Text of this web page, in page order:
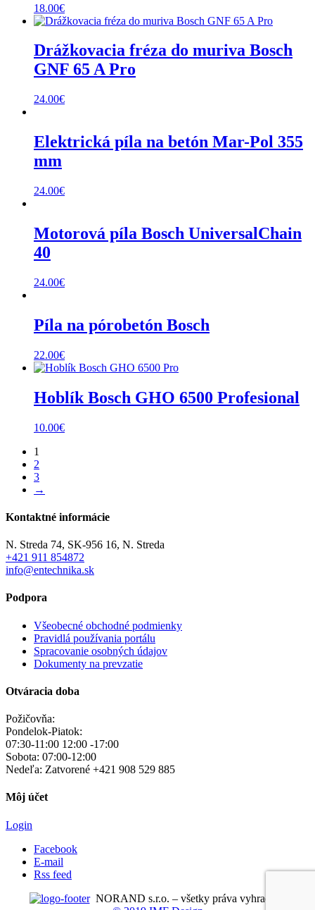
18.00€
Drážkovacia fréza do muriva Bosch
GNF 65 A Pro
24.00€
Elektrická píla na betón Mar-Pol 355
mm
24.00€
Motorová píla Bosch UniversalChain
40
24.00€
Píla na pórobetón Bosch
22.00€
Hoblík Bosch GHO 6500 Profesional
10.00€
1
2
3
→
Kontaktné informácie
N. Streda 74, SK-956 16, N. Streda
+421 911 854872
info@entechnika.sk
Podpora
Všeobecné obchodné podmienky
Pravidlá používania portálu
Spracovanie osobných údajov
Dokumenty na prevzatie
Otváracia doba
Požičovňa:
Pondelok-Piatok:
07:30-11:00 12:00 -17:00
Sobota: 07:00-12:00
Nedeľa: Zatvorené +421 908 529 885
Môj účet
Login
Facebook
E-mail
Rss feed
NORAND s.r.o. – všetky práva vyhradené